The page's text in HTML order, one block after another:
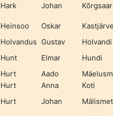
Hark Johan
Heinsoo Oskar
Holvandus Gustav
Holvandi
Hunt Elmar
Hundi
Hurt Aado
Hurt Anna
Koti
Hurt Johan